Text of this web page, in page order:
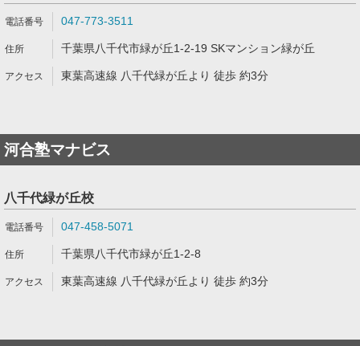
047-773-3511
千葉県八千代市緑が丘1-2-19 SKマンション緑が丘
東葉高速線 八千代緑が丘より 徒歩 約3分
河合塾マナビス
八千代緑が丘校
047-458-5071
千葉県八千代市緑が丘1-2-8
東葉高速線 八千代緑が丘より 徒歩 約3分